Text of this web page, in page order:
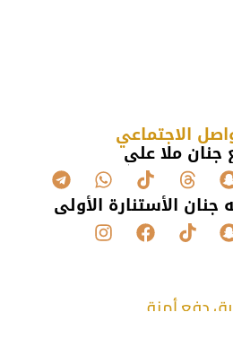
الاجتماعي
جنان ملا علي
الأستنارة الأولى
دفع أمنة